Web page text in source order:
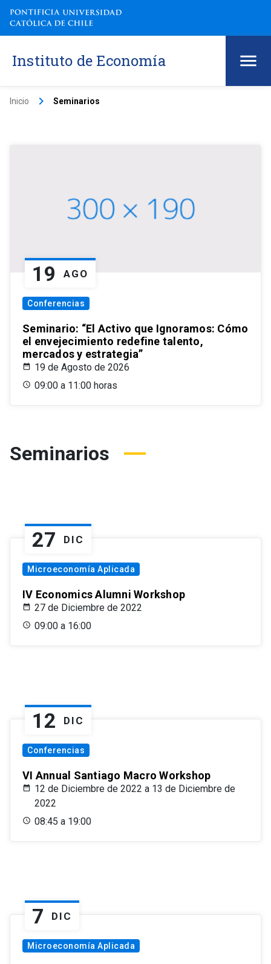
Instituto de Economía
Inicio keyboard_arrow_right Seminarios
19 AGO
Conferencias
Seminario: “El Activo que Ignoramos: Cómo
el envejecimiento redefine talento,
mercados y estrategia”
19 de Agosto de 2026
09:00 a 11:00 horas
Seminarios
27 DIC
Microeconomía Aplicada
IV Economics Alumni Workshop
27 de Diciembre de 2022
09:00 a 16:00
12 DIC
Conferencias
VI Annual Santiago Macro Workshop
12 de Diciembre de 2022 a 13 de Diciembre de
2022
08:45 a 19:00
7 DIC
Microeconomía Aplicada